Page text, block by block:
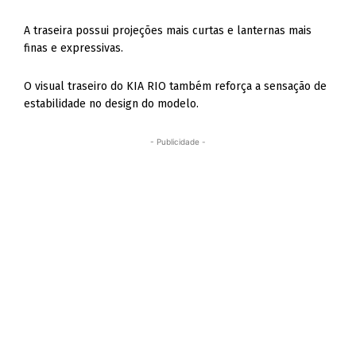
A traseira possui projeções mais curtas e lanternas mais
finas e expressivas.
O visual traseiro do KIA RIO também reforça a sensação de
estabilidade no design do modelo.
- Publicidade -